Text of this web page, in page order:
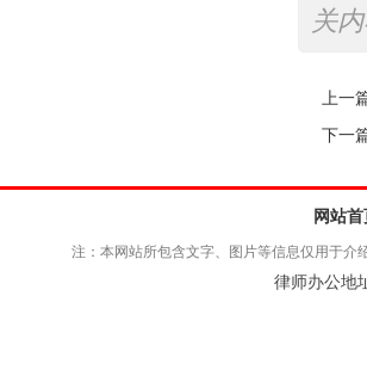
关内
上一
下一
网站
注：本网站所包含文字、图片等信息仅用于介
律师办公地